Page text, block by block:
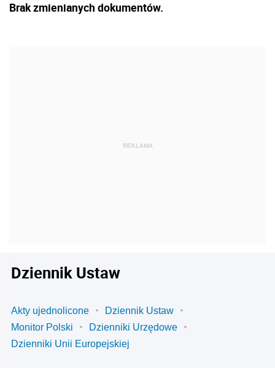
Brak zmienianych dokumentów.
Dziennik Ustaw
Akty ujednolicone
Dziennik Ustaw
Monitor Polski
Dzienniki Urzędowe
Dzienniki Unii Europejskiej